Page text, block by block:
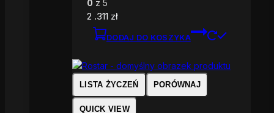
0 z 5
2 .311 zł
DODAJ DO KOSZYKA
LISTA ŻYCZEŃ PORÓWNAJ
QUICK VIEW